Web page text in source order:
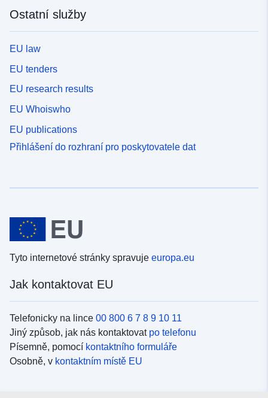
Ostatní služby
EU law
EU tenders
EU research results
EU Whoiswho
EU publications
Přihlášení do rozhraní pro poskytovatele dat
Tyto internetové stránky spravuje europa.eu
Jak kontaktovat EU
Telefonicky na lince 00 800 6 7 8 9 10 11
Jiný způsob, jak nás kontaktovat po telefonu
Písemně, pomocí kontaktního formuláře
Osobně, v kontaktním místě EU